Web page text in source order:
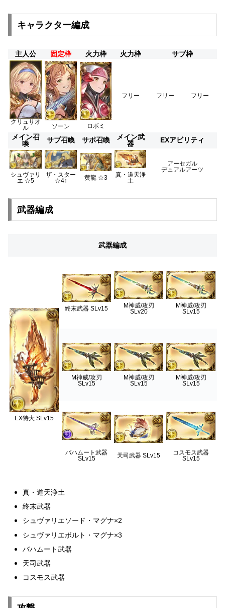
キャラクター編成
主人公 固定枠 火力枠 火力枠 サブ枠
クリュサオ
ル
ソーン ロボミ
フリー フリー フリー
メイン召
喚
サブ召喚 サポ召喚
メイン武
器
EXアビリティ
シュヴァリ
エ ☆5
ザ・スター
☆4↑
黄龍 ☆3
真・道天浄
土
アーセガル
デュアルアーツ
武器編成
武器編成
EX特大 SLv15
終末武器 SLv15
M神威/攻刃
SLv20
M神威/攻刃
SLv15
M神威/攻刃
SLv15
M神威/攻刃
SLv15
M神威/攻刃
SLv15
バハムート武器
SLv15
天司武器 SLv15
コスモス武器
SLv15
真・道天浄土
終末武器
シュヴァリエソード・マグナ×2
シュヴァリエボルト・マグナ×3
バハムート武器
天司武器
コスモス武器